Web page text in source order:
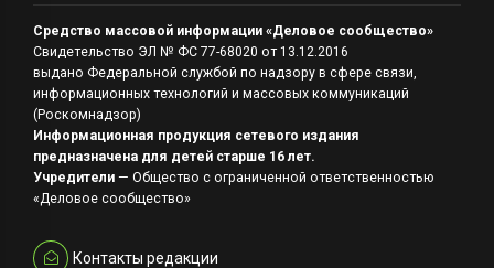
Средство массовой информации «Деловое сообщество»
Свидетельство ЭЛ № ФС 77-68020 от 13.12.2016
выдано Федеральной службой по надзору в сфере связи,
информационных технологий и массовых коммуникаций
(Роскомнадзор)
Информационная продукция сетевого издания
предназначена для детей старше 16 лет.
Учредители — Общество с ограниченной ответственностью
«Деловое сообщество»
Контакты редакции